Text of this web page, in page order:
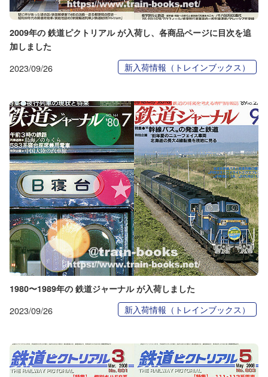
2009年の 鉄道ピクトリアル が入荷し、各商品ページに目次を追
加しました
2023/09/26 新入荷情報（トレインブックス）
1980〜1989年の 鉄道ジャーナル が入荷しました
2023/09/26 新入荷情報（トレインブックス）